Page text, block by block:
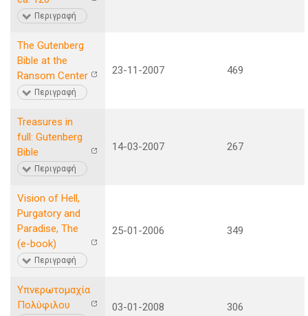
Περιγραφή
The Gutenberg
Bible at the
Ransom Center
Περιγραφή
23-11-2007 469
Treasures in
full: Gutenberg
Bible
Περιγραφή
14-03-2007 267
Vision of Hell,
Purgatory and
Paradise, The
(e-book)
Περιγραφή
25-01-2006 349
Υπνερωτομαχία
Πολύφιλου
03-01-2008 306